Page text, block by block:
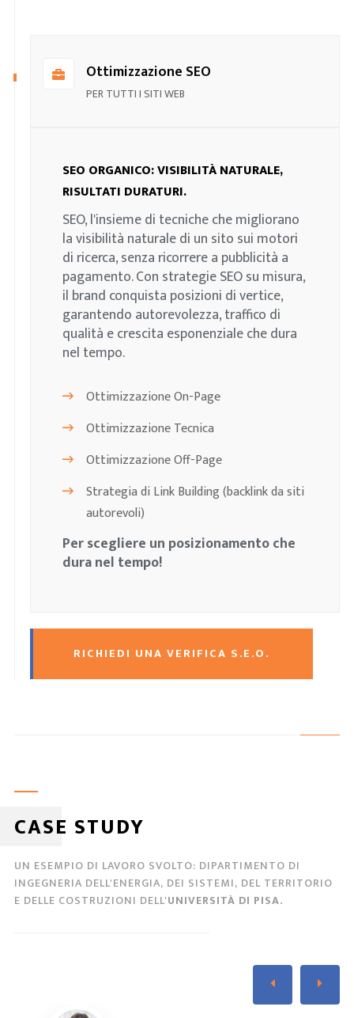
Ottimizzazione SEO
PER TUTTI I SITI WEB
SEO ORGANICO: VISIBILITÀ NATURALE,
RISULTATI DURATURI.
SEO, l'insieme di tecniche che migliorano
la visibilità naturale di un sito sui motori
di ricerca, senza ricorrere a pubblicità a
pagamento. Con strategie SEO su misura,
il brand conquista posizioni di vertice,
garantendo autorevolezza, traffico di
qualità e crescita esponenziale che dura
nel tempo.
Ottimizzazione On-Page
Ottimizzazione Tecnica
Ottimizzazione Off-Page
Strategia di Link Building (backlink da siti
autorevoli)
Per scegliere un posizionamento che
dura nel tempo!
RICHIEDI UNA VERIFICA S.E.O.
CASE STUDY
UN ESEMPIO DI LAVORO SVOLTO: DIPARTIMENTO DI
INGEGNERIA DELL'ENERGIA, DEI SISTEMI, DEL TERRITORIO
E DELLE COSTRUZIONI DELL'UNIVERSITÀ DI PISA.